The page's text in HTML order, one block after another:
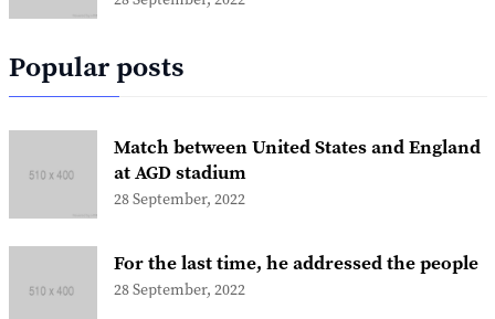
Popular posts
Match between United States and England
at AGD stadium
28 September, 2022
For the last time, he addressed the people
28 September, 2022